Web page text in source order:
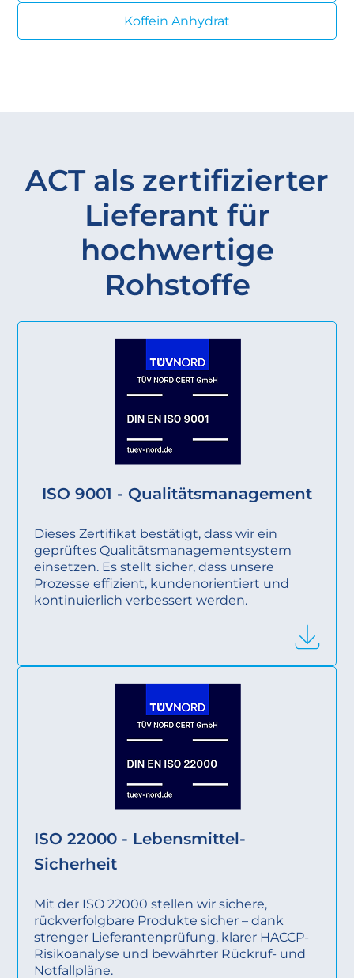
Koffein Anhydrat
ACT als zertifizierter
Lieferant für
hochwertige
Rohstoffe
ISO 9001 - Qualitätsmanagement
Dieses Zertifikat bestätigt, dass wir ein
geprüftes Qualitätsmanagementsystem
einsetzen. Es stellt sicher, dass unsere
Prozesse effizient, kundenorientiert und
kontinuierlich verbessert werden.
ISO 22000 - Lebensmittel-
Sicherheit
Mit der ISO 22000 stellen wir sichere,
rückverfolgbare Produkte sicher – dank
strenger Lieferantenprüfung, klarer HACCP-
Risikoanalyse und bewährter Rückruf- und
Notfallpläne.